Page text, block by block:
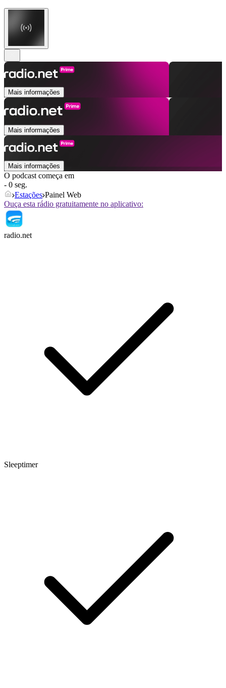
Mais informações
Mais informações
Mais informações
O podcast começa em
- 0 seg.
Estações Painel Web
Ouça esta rádio gratuitamente no aplicativo:
radio.net
Sleeptimer